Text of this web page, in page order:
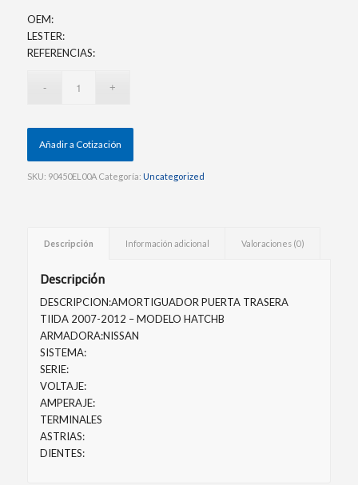
OEM:
LESTER:
REFERENCIAS:
Añadir a Cotización
SKU: 90450EL00A Categoría: Uncategorized
Descripción Información adicional Valoraciones (0)
Descripción
DESCRIPCION:AMORTIGUADOR PUERTA TRASERA
TIIDA 2007-2012 – MODELO HATCHB
ARMADORA:NISSAN
SISTEMA:
SERIE:
VOLTAJE:
AMPERAJE:
TERMINALES
ASTRIAS:
DIENTES: